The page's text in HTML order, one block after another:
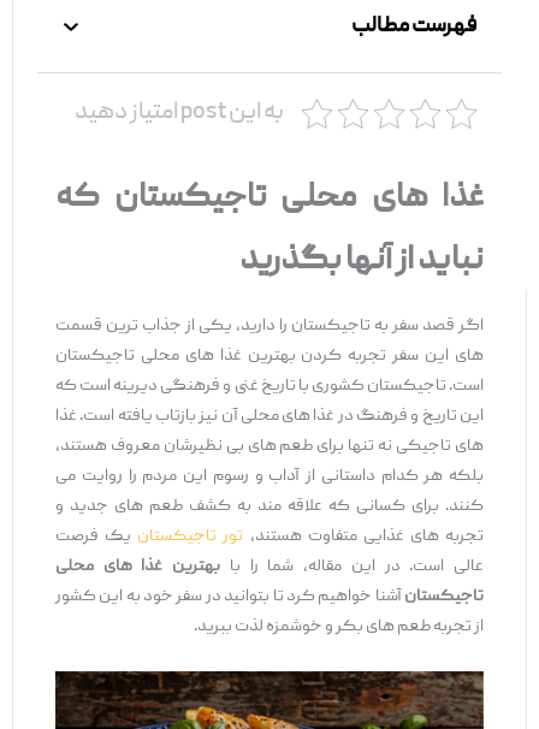
فهرست مطالب
به این post امتیاز دهید
غذا های محلی تاجیکستان که
نباید از آنها بگذرید
اگر قصد سفر به تاجیکستان را دارید، یکی از جذاب ‌ترین قسمت
‌های این سفر تجربه کردن بهترین غذا های محلی تاجیکستان
است. تاجیکستان کشوری با تاریخ غنی و فرهنگی دیرینه است که
این تاریخ و فرهنگ در غذا های محلی آن نیز بازتاب یافته است. غذا
های تاجیکی نه ‌تنها برای طعم ‌های بی ‌نظیرشان معروف هستند،
بلکه هر کدام داستانی از آداب و رسوم این مردم را روایت می
‌کنند. برای کسانی که علاقه ‌مند به کشف طعم‌ های جدید و
تجربه ‌های غذایی متفاوت هستند،تور تاجیکستانیک فرصت
عالی است. در این مقاله، شما را بابهترین غذا های محلی
تاجیکستانآشنا خواهیم کرد تا بتوانید در سفر خود به این کشور
از تجربه طعم‌ های بکر و خوشمزه لذت ببرید.